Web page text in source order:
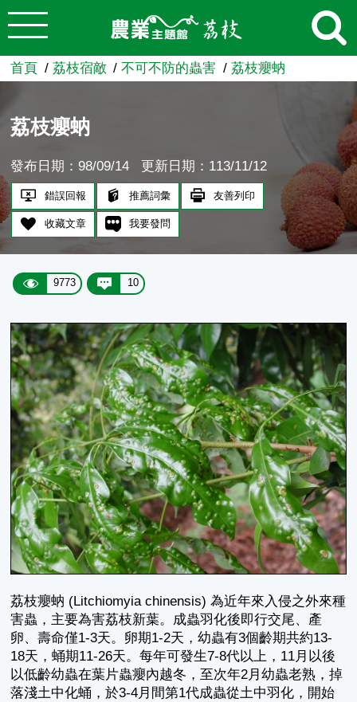
跳到主要內容
農業知識入口網
首頁 荔枝宿敵 不可不防的蟲害 荔枝癭蚋
荔枝癭蚋
發布日期：98/09/14 更新日期：113/11/12
錯誤回報 推薦詞彙 友善列印
收藏文章 我要發問
9773 10
荔枝癭蚋 (Litchiomyia chinensis) 為近年來入侵之外來種
害蟲，主要為害荔枝新葉。成蟲羽化後即行交尾、產
卵、壽命僅1-3天。卵期1-2天，幼蟲有3個齡期共約13-
18天，蛹期11-26天。每年可發生7-8代以上，11月以後
以低齡幼蟲在葉片蟲癭內越冬，至次年2月幼蟲老熟，掉
落淺土中化蛹，於3-4月間第1代成蟲從土中羽化，開始